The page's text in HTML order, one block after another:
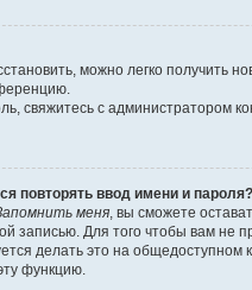
можно легко
свяжитесь с администратором
повторять ввод имени и пароля?
меня , вы сможете
записью. Для того чтобы вам
делать это на общедоступном
функцию.